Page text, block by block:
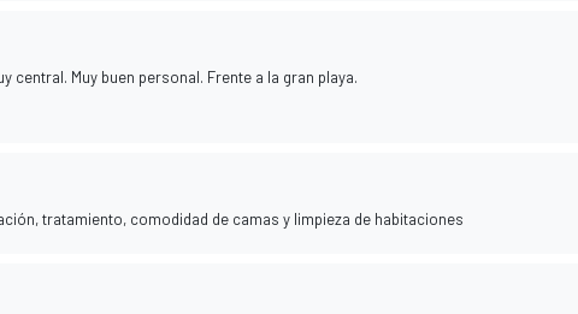
central. Muy buen personal. Frente a la gran playa.
tratamiento, comodidad de camas y limpieza de habitaciones